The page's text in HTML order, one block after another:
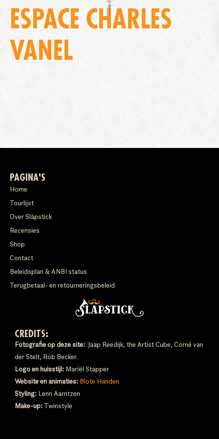
ESPACE CHARLES
VANEL
PAGINA'S
Home
Tourlijst
Over Släpstick
Recensies
Shop
Contact
Beleidsplan & ANBI status
Terugbetaal- en retourneringsbeleid
CREDITS:
Fotografie op deze site: Jaap Reedijk, the Artist Cube, Corné van
der Stelt, Rob Becker.
Logo en huisstijl: Mariël Stapper
Website en animaties: Blote Handen
Styling: Lenn Aarntzen
Make-up: Twinstyle